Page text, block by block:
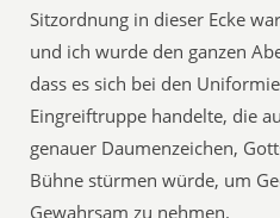
Sitzordnung in dieser Ecke
und ich wurde den ganzen
dass es sich bei den
Eingreiftruppe handelte, die
genauer Daumenzeichen,
Bühne stürmen würde, um
Gewahrsam zu nehmen.